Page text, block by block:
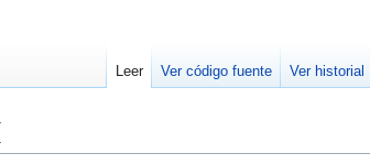
Leer Ver código fuente Ver historial